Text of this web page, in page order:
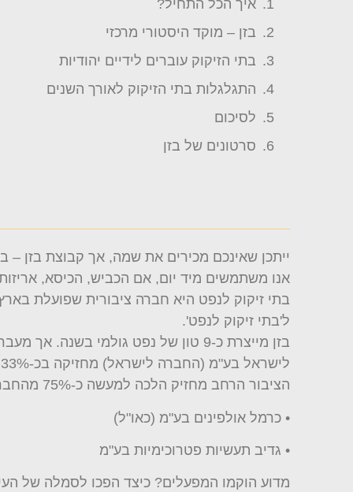
איך הכל התחיל?
בזן – מוקד היסטורי מרכזי
בתי הזיקוק עוברים לידיים יהודיות
התגלגלות בתי הזיקוק לאורך השנים
לסיכום
סרטונים של בזן
ייתכן שאינכם מכירים את שמה, אך קבוצת בזן
אנו משתמשים מיד יום, אם הכביש, הכיסא,
ל'בתי זיקוק לנפט'.
בזן מייצרת כ-9 טון של נפט גולמי בשנה. אך מעבר למוצרי דלק, החברה מייצרת חומרים גם עבור התעשייה הפטרוכימית וחומרים ארומטיים.
הציבור הרחב מחזיק הלכה למעשה כ-75% מהחברה באמצעות אחזקות בבורסה. חברת בתי זיקוק לנפט בע"מ מאגדת תחתיה בעלות על חברות בנות:
• כרמל אולפינים בע"מ (כאו"ל)
• גדיב תעשיות פטרוכימיות בע"מ
מדוע הוקמו המפעלים? כיצד הפכו לסמלה של